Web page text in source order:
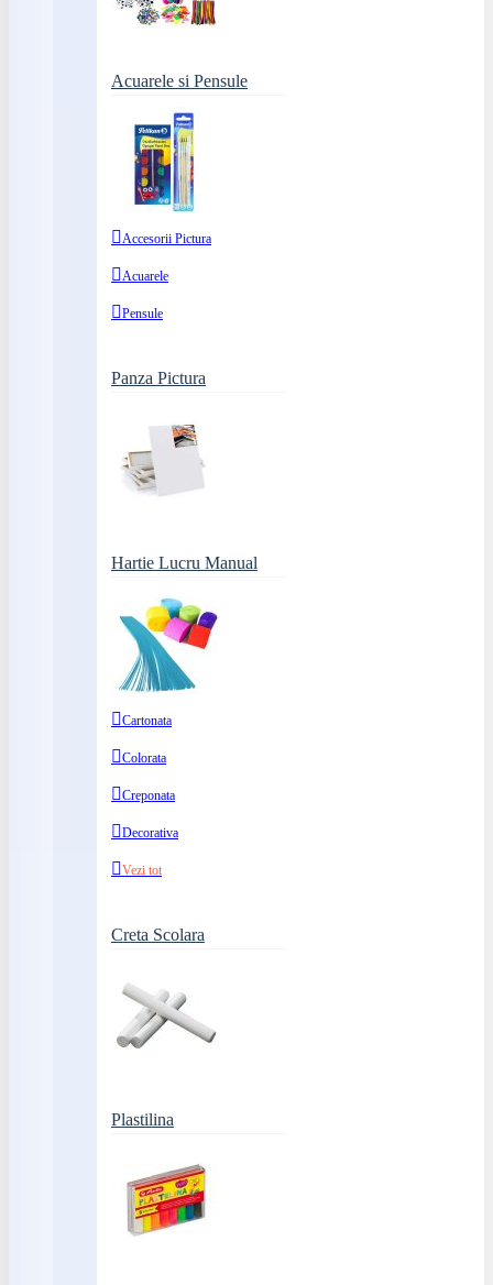
Acuarele si Pensule
Accesorii Pictura
Acuarele
Pensule
Panza Pictura
Hartie Lucru Manual
Cartonata
Colorata
Creponata
Decorativa
Vezi tot
Creta Scolara
Plastilina